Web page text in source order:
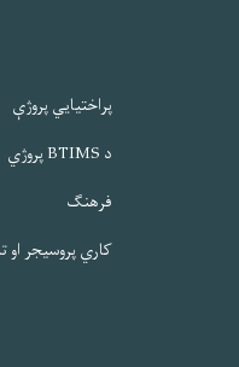
پراختیایي پروژې
د BTIMS پروژي
فرهنګ
کاري پروسیجر او